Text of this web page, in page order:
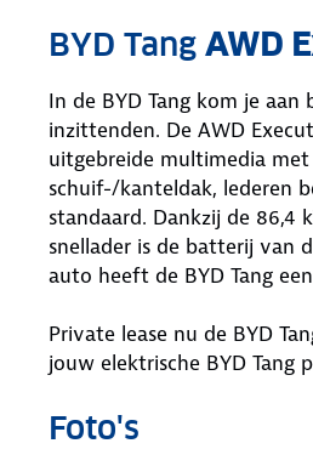
BYD Tang AWD
In de BYD Tang kom je
inzittenden. De AWD
uitgebreide multimedia met
schuif-/kanteldak, lederen
standaard. Dankzij de 86,4
snellader is de batterij van
auto heeft de BYD Tang
Private lease nu de BYD
jouw elektrische BYD Tang
Foto's